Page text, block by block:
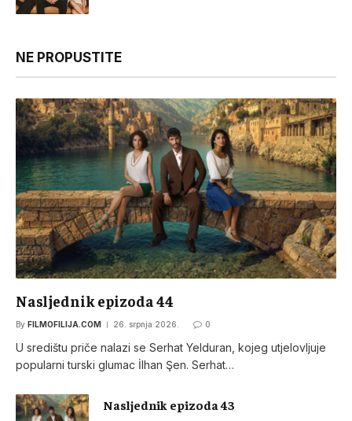
NE PROPUSTITE
Nasljednik epizoda 44
By FILMOFILIJA.COM 26. srpnja 2026. 0
U središtu priče nalazi se Serhat Yelduran, kojeg utjelovljuje
popularni turski glumac İlhan Şen. Serhat…
Nasljednik epizoda 43